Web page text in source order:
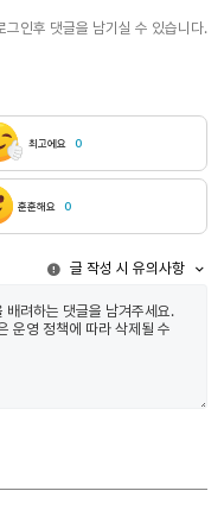
, 나아가 외조부모의 삶에 깊이 영향받
대사의 굴곡을 온몸으로 경험한 가계
외삼촌이 아버지 앞에서 무릎을 꿇
로 나눠진 서로 다른 차원에 존재하지만, 기억(의식)뿐만 아
는 진술로 쓰인다) 이들의 삶에 대한
를 특별히 강조하고자 했음을 짐작할 수 있
전시를 관람하고 그와 인터뷰를 하기
연결될 수도 있는 두 삶의 조건을 암시하면서 그 자체로 하나의 사건이 된다. 이 사건은
누는 영적 체험을 하는데 이는 그녀
치에 대한 대우는 비인간적이었다. 이
가 죽고 흡사 고아와 같은 처지인 ‘나’
앞에서 모국어로 전하는 인사이기도 할
그 여동생의 이름을 다정하게 부르는
불러주는 일이라는 두 행위를 모두 통과해 비로소 어떤
그인후 댓글을 남기실 수 있습니다.
최고에요 0
훈훈해요 0
글 작성 시 유의사항